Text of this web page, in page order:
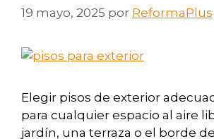
19 mayo, 2025 por ReformaPlus
Elegir pisos de exterior
para cualquier espacio al aire
jardín, una terraza o el borde